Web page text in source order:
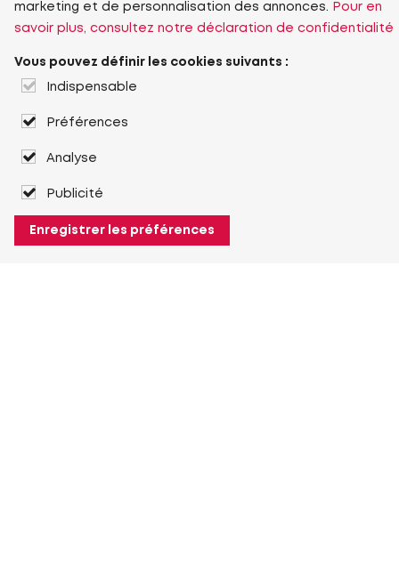
marketing et de personnalisation des annonces.
Pour en
savoir plus, consultez notre déclaration de confidentialité
Vous pouvez définir les cookies suivants :
Indispensable
Préférences
Analyse
Publicité
Enregistrer les préférences